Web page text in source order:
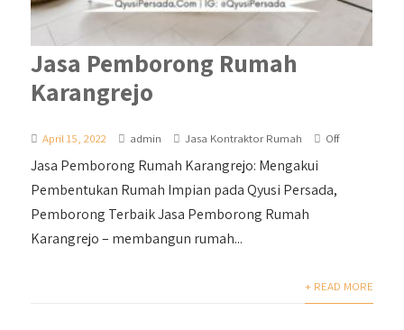
Jasa Pemborong Rumah
Karangrejo
April 15, 2022 admin Jasa Kontraktor Rumah Off
Jasa Pemborong Rumah Karangrejo: Mengakui
Pembentukan Rumah Impian pada Qyusi Persada,
Pemborong Terbaik Jasa Pemborong Rumah
Karangrejo – membangun rumah...
+ READ MORE